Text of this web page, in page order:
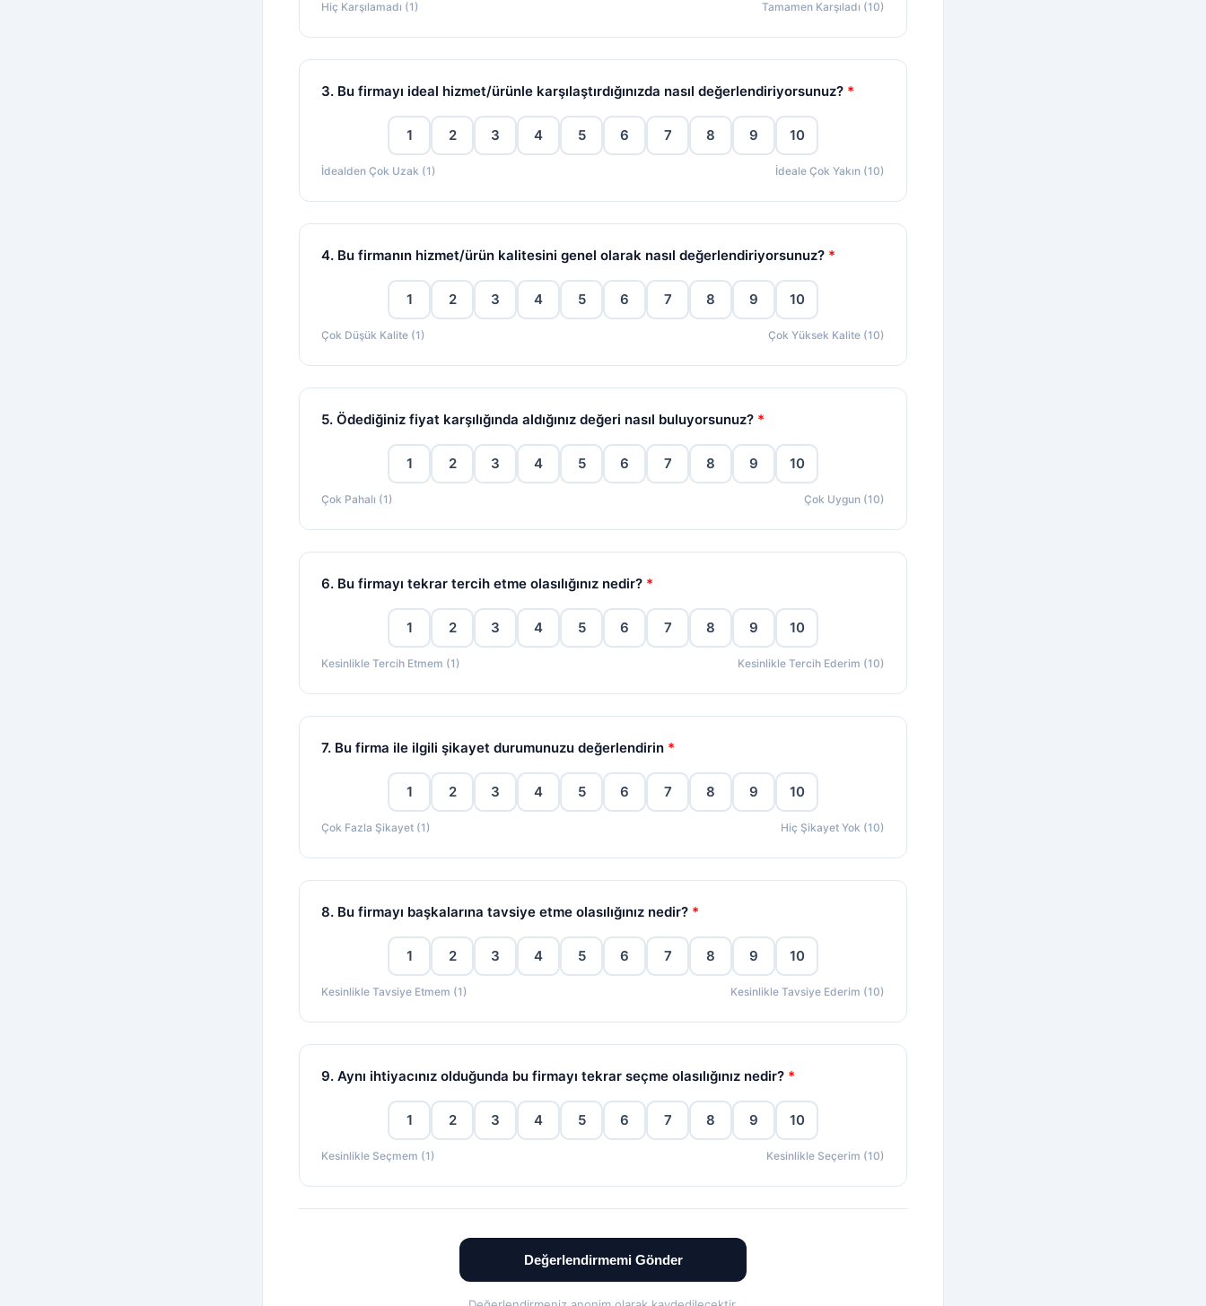
Hiç Karşılamadı (1) Tamamen Karşıladı (10)
3. Bu firmayı ideal hizmet/ürünle karşılaştırdığınızda nasıl değerlendiriyorsunuz? *
1 2 3 4 5 6 7 8 9 10
İdealden Çok Uzak (1) İdeale Çok Yakın (10)
4. Bu firmanın hizmet/ürün kalitesini genel olarak nasıl değerlendiriyorsunuz? *
1 2 3 4 5 6 7 8 9 10
Çok Düşük Kalite (1) Çok Yüksek Kalite (10)
5. Ödediğiniz fiyat karşılığında aldığınız değeri nasıl buluyorsunuz? *
1 2 3 4 5 6 7 8 9 10
Çok Pahalı (1) Çok Uygun (10)
6. Bu firmayı tekrar tercih etme olasılığınız nedir? *
1 2 3 4 5 6 7 8 9 10
Kesinlikle Tercih Etmem (1) Kesinlikle Tercih Ederim (10)
7. Bu firma ile ilgili şikayet durumunuzu değerlendirin *
1 2 3 4 5 6 7 8 9 10
Çok Fazla Şikayet (1) Hiç Şikayet Yok (10)
8. Bu firmayı başkalarına tavsiye etme olasılığınız nedir? *
1 2 3 4 5 6 7 8 9 10
Kesinlikle Tavsiye Etmem (1) Kesinlikle Tavsiye Ederim (10)
9. Aynı ihtiyacınız olduğunda bu firmayı tekrar seçme olasılığınız nedir? *
1 2 3 4 5 6 7 8 9 10
Kesinlikle Seçmem (1) Kesinlikle Seçerim (10)
Değerlendirmemi Gönder